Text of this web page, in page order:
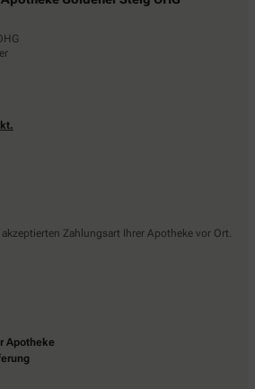
Zahlungsart Ihrer Apotheke vor Ort.
Apotheke